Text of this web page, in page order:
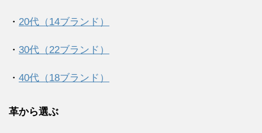
・ 20代（14ブランド）
・ 30代（22ブランド）
・ 40代（18ブランド）
革から選ぶ